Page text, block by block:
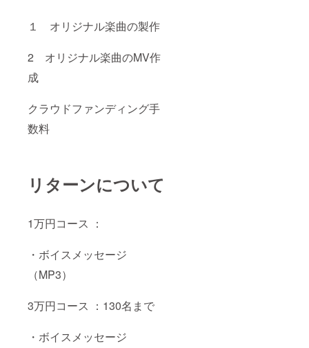
１ オリジナル楽曲の製作
2 オリジナル楽曲のMV作
成
クラウドファンディング手
数料
リターンについて
1万円コース ：
・ボイスメッセージ
（MP3）
3万円コース ：130名まで
・ボイスメッセージ